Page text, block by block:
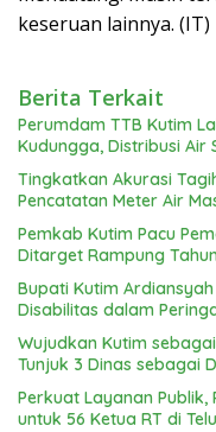
keseruan lainnya. (IT)
Berita Terkait
Perumdam TTB Kutim
Kudungga, Distribusi Air
Tingkatkan Akurasi
Pencatatan Meter Air
Pemkab Kutim Pacu
Ditarget Rampung
Bupati Kutim
Disabilitas dalam
Wujudkan Kutim
Tunjuk 3 Dinas sebagai
Perkuat Layanan
untuk 56 Ketua RT di